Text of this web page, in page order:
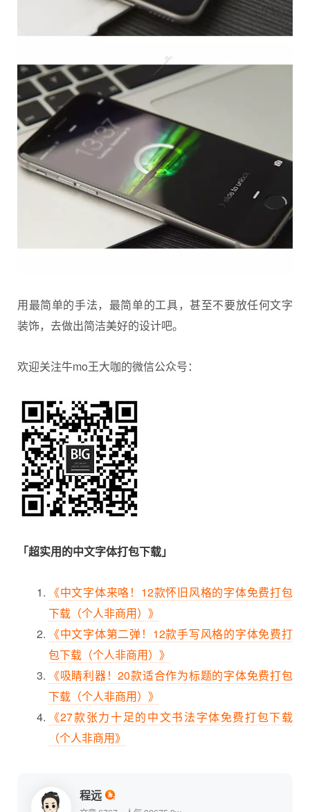
用最简单的手法，最简单的工具，甚至不要放任何文字
装饰，去做出简洁美好的设计吧。
欢迎关注牛mo王大咖的微信公众号：
「超实用的中文字体打包下载」
《中文字体来咯！12款怀旧风格的字体免费打包
下载（个人非商用）》
《中文字体第二弹！12款手写风格的字体免费打
包下载（个人非商用）》
《吸睛利器！20款适合作为标题的字体免费打包
下载（个人非商用）》
《27款张力十足的中文书法字体免费打包下载
（个人非商用》
程远